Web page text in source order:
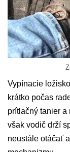
Vypínacie
krátko počas
prítlačný tanier a
však vodič drží
neustále otáčať